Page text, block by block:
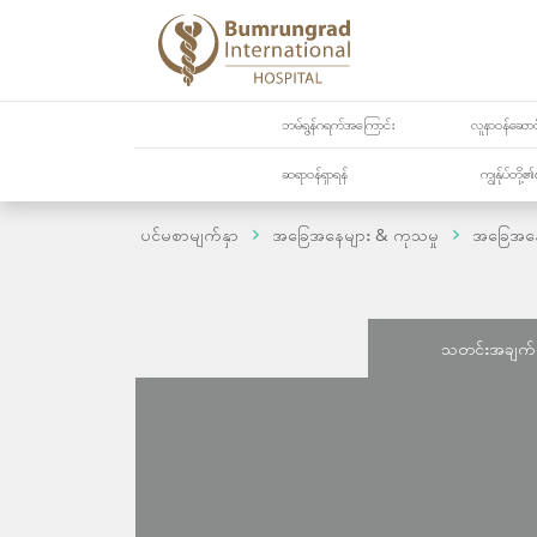
ဘမ်ရွန်ဂရက်အကြောင်း လူနာဝန်ဆော
ဆရာဝန်ရှာရန် ကျွန်ုပ်တို့၏
ပင်မစာမျက်နှာ အခြေအနေများ & ကုသမှု အခြေအန
သတင်းအခ